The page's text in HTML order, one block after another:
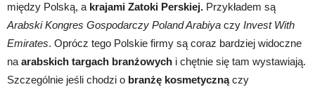
między Polską, a krajami Zatoki Perskiej. Przykładem są
Arabski Kongres Gospodarczy Poland Arabiya czy Invest With
Emirates. Oprócz tego Polskie firmy są coraz bardziej widoczne
na arabskich targach branżowych i chętnie się tam wystawiają.
Szczególnie jeśli chodzi o branżę kosmetycznączy